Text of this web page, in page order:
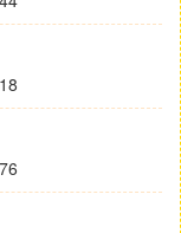
數據變數，並編
表，並編寫數
庫之間的數據聯